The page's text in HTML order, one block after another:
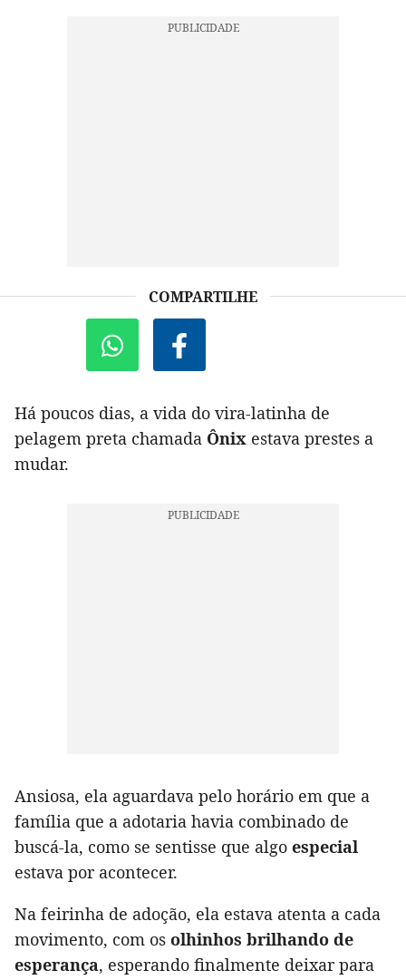
COMPARTILHE
Há poucos dias, a vida do vira-latinha de
pelagem preta chamada Ônix estava prestes a
mudar.
Ansiosa, ela aguardava pelo horário em que a
família que a adotaria havia combinado de
buscá-la, como se sentisse que algo especial
estava por acontecer.
Na feirinha de adoção, ela estava atenta a cada
movimento, com os olhinhos brilhando de
esperança, esperando finalmente deixar para